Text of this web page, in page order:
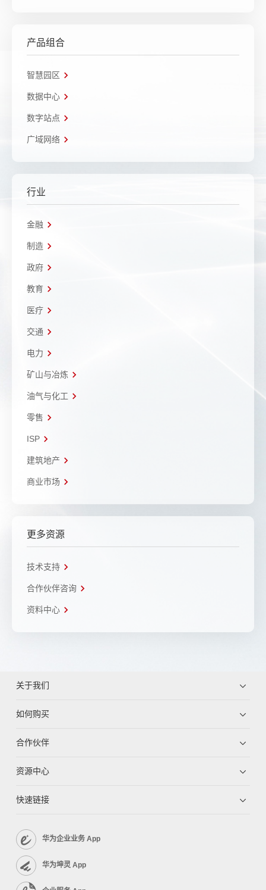
产品组合
智慧园区
数据中心
数字站点
广域网络
行业
金融
制造
政府
教育
医疗
交通
电力
矿山与冶炼
油气与化工
零售
ISP
建筑地产
商业市场
更多资源
技术支持
合作伙伴咨询
资料中心
关于我们
如何购买
合作伙伴
资源中心
快速链接
华为企业业务 App
华为坤灵 App